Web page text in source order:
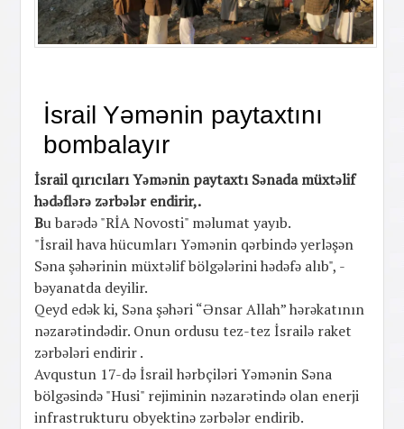
İsrail Yəmənin paytaxtını
bombalayır
İsrail qırıcıları Yəmənin paytaxtı Sənada müxtəlif
hədəflərə zərbələr endirir,.
Bu barədə "RİA Novosti" məlumat yayıb.
"İsrail hava hücumları Yəmənin qərbində yerləşən
Səna şəhərinin müxtəlif bölgələrini hədəfə alıb", -
bəyanatda deyilir.
Qeyd edək ki, Səna şəhəri “Ənsar Allah” hərəkatının
nəzarətindədir. Onun ordusu tez-tez İsrailə raket
zərbələri endirir .
Avqustun 17-də İsrail hərbçiləri Yəmənin Səna
bölgəsində "Husi" rejiminin nəzarətində olan enerji
infrastrukturu obyektinə zərbələr endirib.